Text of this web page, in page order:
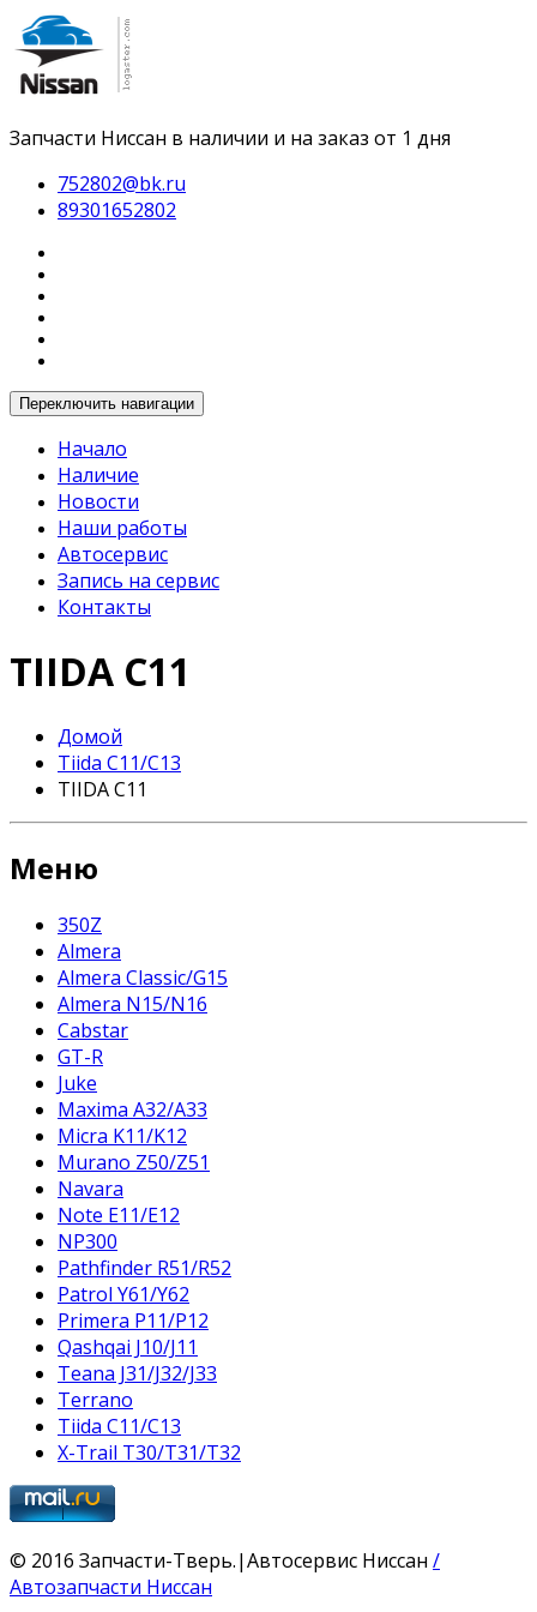
Запчасти Ниссан в наличии и на заказ от 1 дня
752802@bk.ru
89301652802
Переключить навигации
Начало
Наличие
Новости
Наши работы
Автосервис
Запись на сервис
Контакты
TIIDA C11
Домой
Tiida C11/C13
TIIDA C11
Меню
350Z
Almera
Almera Classic/G15
Almera N15/N16
Cabstar
GT-R
Juke
Maxima A32/A33
Micra K11/K12
Murano Z50/Z51
Navara
Note E11/E12
NP300
Pathfinder R51/R52
Patrol Y61/Y62
Primera P11/P12
Qashqai J10/J11
Teana J31/J32/J33
Terrano
Tiida C11/C13
X-Trail T30/T31/T32
© 2016 Запчасти-Тверь.|Автосервис Ниссан /
Автозапчасти Ниссан